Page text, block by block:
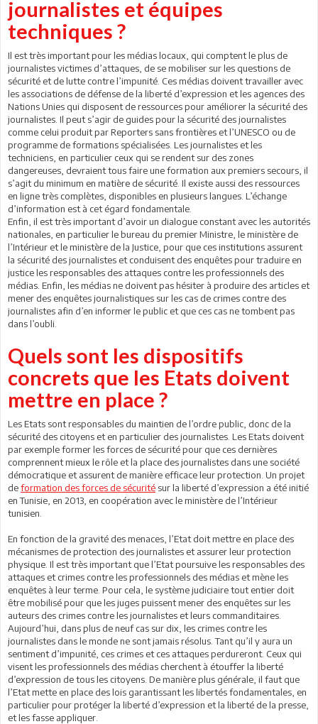
journalistes et équipes
techniques ?
Il est très important pour les médias locaux, qui comptent le plus de
journalistes victimes d’attaques, de se mobiliser sur les questions de
sécurité et de lutte contre l’impunité. Ces médias doivent travailler avec
les associations de défense de la liberté d’expression et les agences des
Nations Unies qui disposent de ressources pour améliorer la sécurité des
journalistes. Il peut s’agir de guides pour la sécurité des journalistes
comme celui produit par Reporters sans frontières et l’UNESCO ou de
programme de formations spécialisées. Les journalistes et les
techniciens, en particulier ceux qui se rendent sur des zones
dangereuses, devraient tous faire une formation aux premiers secours, il
s’agit du minimum en matière de sécurité. Il existe aussi des ressources
en ligne très complètes, disponibles en plusieurs langues. L’échange
d’information est à cet égard fondamentale.
Enfin, il est très important d’avoir un dialogue constant avec les autorités
nationales, en particulier le bureau du premier Ministre, le ministère de
l’Intérieur et le ministère de la Justice, pour que ces institutions assurent
la sécurité des journalistes et conduisent des enquêtes pour traduire en
justice les responsables des attaques contre les professionnels des
médias. Enfin, les médias ne doivent pas hésiter à produire des articles et
mener des enquêtes journalistiques sur les cas de crimes contre des
journalistes afin d’en informer le public et que ces cas ne tombent pas
dans l’oubli.
Quels sont les dispositifs
concrets que les Etats doivent
mettre en place ?
Les Etats sont responsables du maintien de l’ordre public, donc de la
sécurité des citoyens et en particulier des journalistes. Les Etats doivent
par exemple former les forces de sécurité pour que ces dernières
comprennent mieux le rôle et la place des journalistes dans une société
démocratique et assurent de manière efficace leur protection. Un projet
deformation des forces de sécurité sur la liberté d’expression a été initié
en Tunisie, en 2013, en coopération avec le ministère de l’Intérieur
tunisien.
En fonction de la gravité des menaces, l’Etat doit mettre en place des
mécanismes de protection des journalistes et assurer leur protection
physique. Il est très important que l’Etat poursuive les responsables des
attaques et crimes contre les professionnels des médias et mène les
enquêtes à leur terme. Pour cela, le système judiciaire tout entier doit
être mobilisé pour que les juges puissent mener des enquêtes sur les
auteurs des crimes contre les journalistes et leurs commanditaires.
Aujourd’hui, dans plus de neuf cas sur dix, les crimes contre les
journalistes dans le monde ne sont jamais résolus. Tant qu’il y aura un
sentiment d’impunité, ces crimes et ces attaques perdureront. Ceux qui
visent les professionnels des médias cherchent à étouffer la liberté
d’expression de tous les citoyens. De manière plus générale, il faut que
l’Etat mette en place des lois garantissant les libertés fondamentales, en
particulier pour protéger la liberté d’expression et la liberté de la presse,
et les fasse appliquer.